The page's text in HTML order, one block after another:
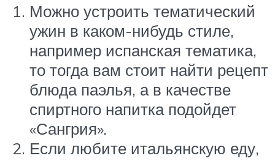
Можно устроить тематический
ужин в каком-нибудь стиле,
например испанская тематика,
то тогда вам стоит найти рецепт
блюда паэлья, а в качестве
спиртного напитка подойдет
«Сангрия».
Если любите итальянскую еду,